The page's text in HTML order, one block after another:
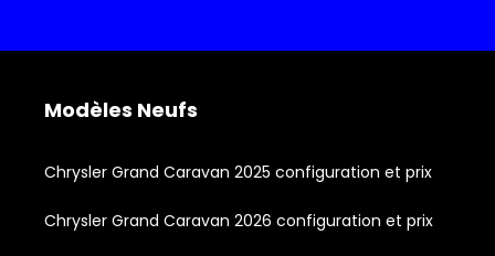
Modèles Neufs
Chrysler Grand Caravan 2025 configuration et prix
Chrysler Grand Caravan 2026 configuration et prix